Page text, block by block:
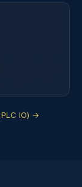
PLC IO) →